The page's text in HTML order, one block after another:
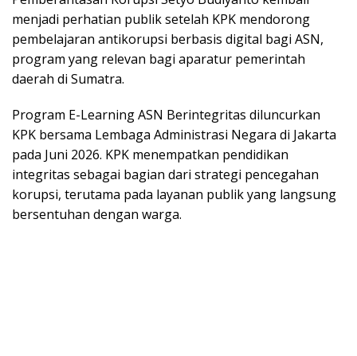
menjadi perhatian publik setelah KPK mendorong
pembelajaran antikorupsi berbasis digital bagi ASN,
program yang relevan bagi aparatur pemerintah
daerah di Sumatra.
Program E-Learning ASN Berintegritas diluncurkan
KPK bersama Lembaga Administrasi Negara di Jakarta
pada Juni 2026. KPK menempatkan pendidikan
integritas sebagai bagian dari strategi pencegahan
korupsi, terutama pada layanan publik yang langsung
bersentuhan dengan warga.